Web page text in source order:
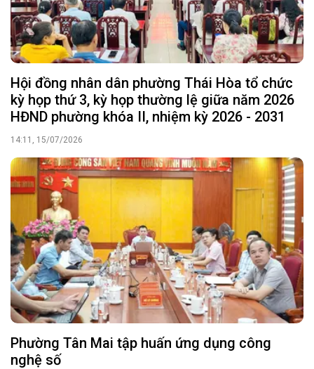
Hội đồng nhân dân phường Thái Hòa tổ chức
kỳ họp thứ 3, kỳ họp thường lệ giữa năm 2026
HĐND phường khóa II, nhiệm kỳ 2026 - 2031
14:11, 15/07/2026
Phường Tân Mai tập huấn ứng dụng công
nghệ số